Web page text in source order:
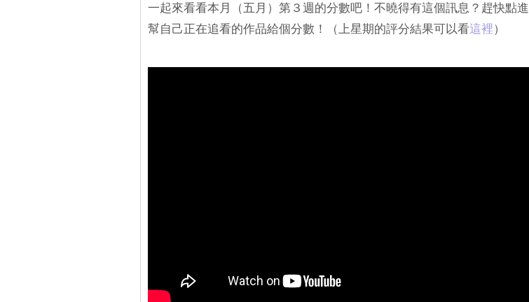
一起來看看本月（五月）第３週的分數吧！不曉得有這個訊息？趕快點進
幫自己正在追看的作品給個分數！（上星期的評分結果可以看這裡）